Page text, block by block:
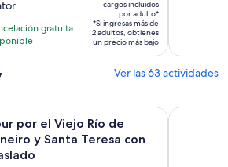
gratuita
de
$84.
por
adulto*
cargos incluidos
por adulto*
*Si ingresas más de
2 adultos, obtienes
un precio más bajo
Ver las 63 actividades
por el Viejo Río de
y Santa Teresa con
Janeiro y Santa Teresa con traslado